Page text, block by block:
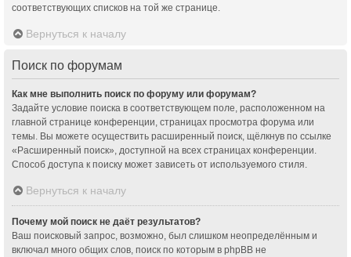
соответствующих списков на той же странице.
Вернуться к началу
Поиск по форумам
Как мне выполнить поиск по форуму или форумам?
Задайте условие поиска в соответствующем поле, расположенном на
главной странице конференции, страницах просмотра форума или
темы. Вы можете осуществить расширенный поиск, щёлкнув по ссылке
«Расширенный поиск», доступной на всех страницах конференции.
Способ доступа к поиску может зависеть от используемого стиля.
Вернуться к началу
Почему мой поиск не даёт результатов?
Ваш поисковый запрос, возможно, был слишком неопределённым и
включал много общих слов, поиск по которым в phpBB не